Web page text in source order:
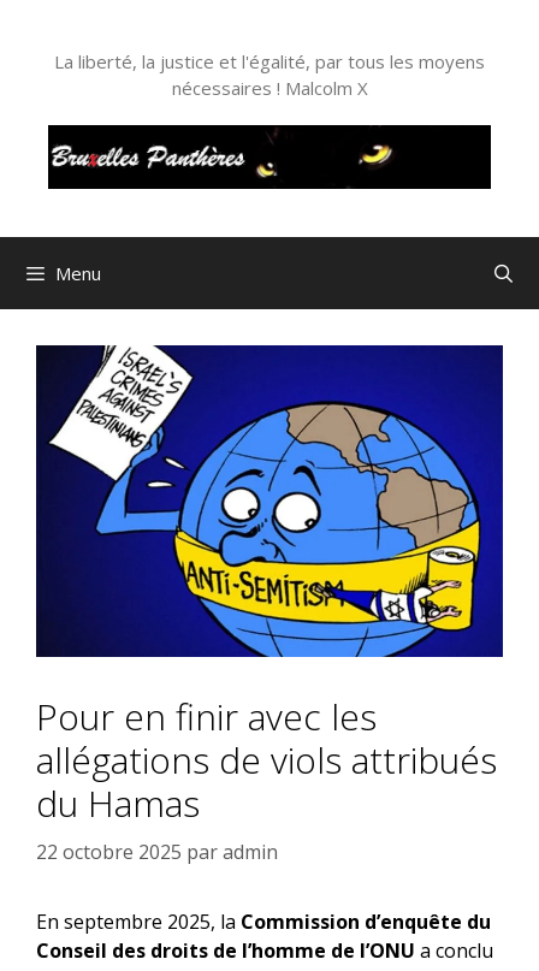
contenuLa liberté, la justice et l'égalité, par tous les moyens
nécessaires ! Malcolm X
Menu
Pour en finir avec les
allégations de viols attribués
du Hamas
22 octobre 2025 paradmin
En septembre 2025, la Commission d’enquête du
Conseil des droits de l’homme de l’ONU a conclu